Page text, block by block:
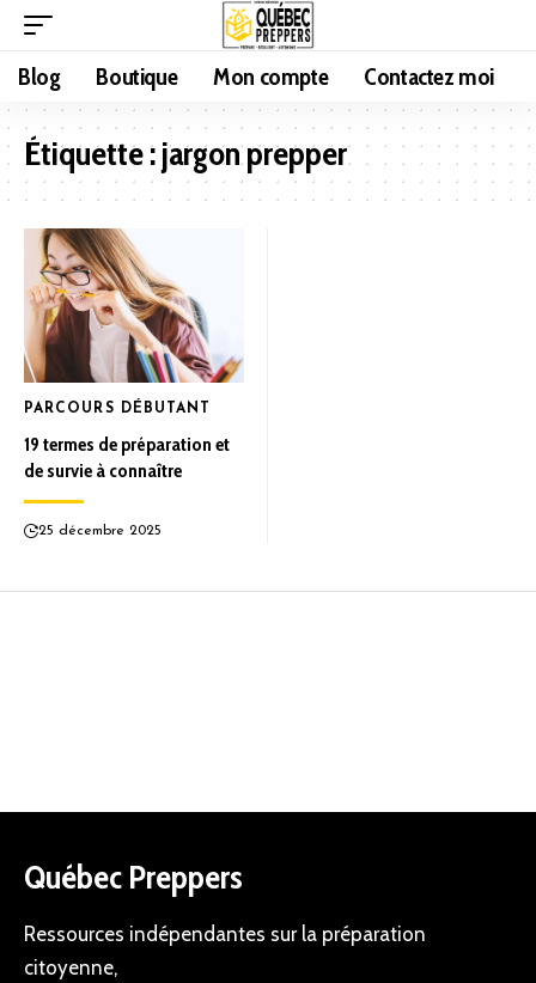
Blog Boutique Mon compte Contactez moi
Étiquette :jargon prepper
PARCOURS DÉBUTANT
19 termes de préparation et
de survie à connaître
25 décembre 2025
Québec Preppers
Ressources indépendantes sur la préparation
citoyenne,